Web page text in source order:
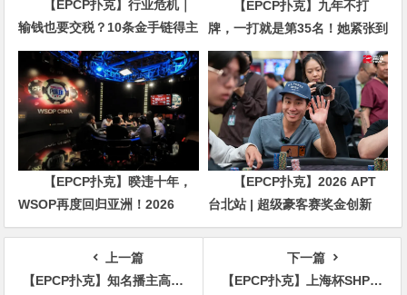
【EPCP扑克】行业危机｜
输钱也要交税？10条金手链得主
直言“扛不住”，主动砍掉四分之
三比赛
【EPCP扑克】九年不打
牌，一打就是第35名！她紧张到
脚悬空，但全世界以为她很淡定
【EPCP扑克】暌违十年，
WSOP再度回归亚洲！2026
APL济州站6月19-28日盛大登
【EPCP扑克】2026 APT
台北站 | 超级豪客赛奖金创新
高，美国选手Ethan
“Rampage” Yau领跑全场！
上一篇
【EPCP扑克】知名播主高额桌输掉几百万被打回原形？现在只能玩NL300了？
下一篇
【EPCP扑克】上海杯SHPC®冬季赛 | 主赛502人次参赛110人晋级，季春辉38万记分领衔D组28人晋级